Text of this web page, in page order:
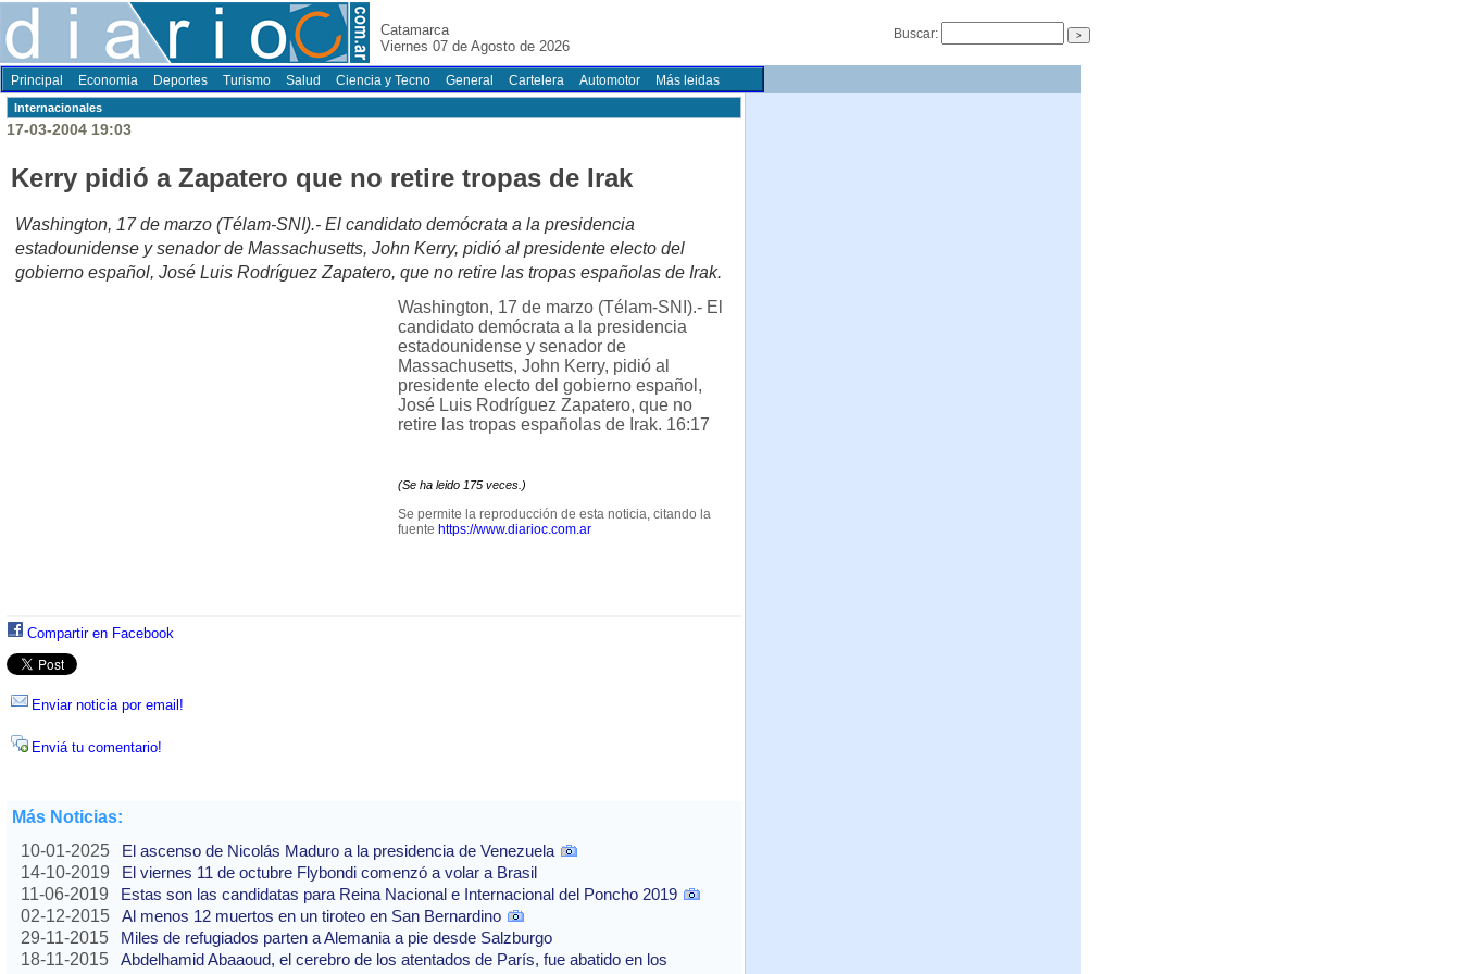
Catamarca
Viernes 07 de Agosto de 2026
Buscar:
Principal Economia Deportes Turismo Salud Ciencia y Tecno General Cartelera Automotor Más leidas
Internacionales
17-03-2004 19:03
Kerry pidió a Zapatero que no retire tropas de Irak
Washington, 17 de marzo (Télam-SNI).- El candidato demócrata a la presidencia
estadounidense y senador de Massachusetts, John Kerry, pidió al presidente electo del
gobierno español, José Luis Rodríguez Zapatero, que no retire las tropas españolas de Irak.
Washington, 17 de marzo (Télam-SNI).- El
candidato demócrata a la presidencia
estadounidense y senador de
Massachusetts, John Kerry, pidió al
presidente electo del gobierno español,
José Luis Rodríguez Zapatero, que no
retire las tropas españolas de Irak. 16:17
(Se ha leido 175 veces.)
Se permite la reproducción de esta noticia, citando la
fuente https://www.diarioc.com.ar
Compartir en Facebook
Enviar noticia por email!
Enviá tu comentario!
Más Noticias:
10-01-2025
El ascenso de Nicolás Maduro a la presidencia de Venezuela
14-10-2019
El viernes 11 de octubre Flybondi comenzó a volar a Brasil
11-06-2019
Estas son las candidatas para Reina Nacional e Internacional del Poncho 2019
02-12-2015
Al menos 12 muertos en un tiroteo en San Bernardino
29-11-2015
Miles de refugiados parten a Alemania a pie desde Salzburgo
18-11-2015
Abdelhamid Abaaoud, el cerebro de los atentados de París, fue abatido en los